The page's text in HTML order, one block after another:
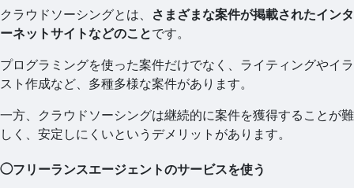
クラウドソーシングとは、
さまざまな案件が掲載されたインタ
ーネットサイトなどのことです。
プログラミングを使った案件だけでなく、ライティングやイラ
スト作成など、多種多様な案件があります。
一方、クラウドソーシングは継続的に案件を獲得することが難
しく、安定しにくいというデメリットがあります。
◯フリーランスエージェントのサービスを使う